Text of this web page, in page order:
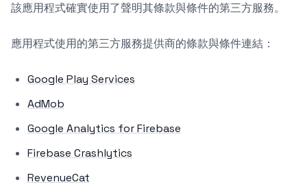
該應用程式確實使用了聲明其條款與條件的第三方服務。
應用程式使用的第三方服務提供商的條款與條件連結：
Google Play Services
AdMob
Google Analytics for Firebase
Firebase Crashlytics
RevenueCat